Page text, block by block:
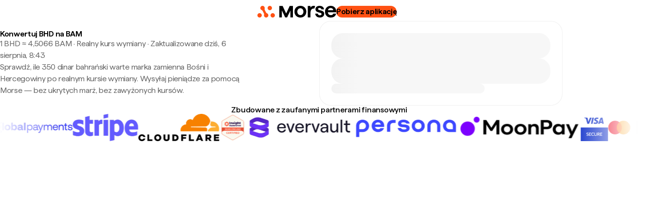
Pobierz aplikację
Konwertuj BHD na BAM
1 BHD ≈ 4,5066 BAM · Realny kurs wymiany· Zaktualizowane dziś, 6
sierpnia, 8:43
Sprawdź, ile 350 dinar bahrański warte marka zamienna Bośni i
Hercegowiny po realnym kursie wymiany. Wysyłaj pieniądze za pomocą
Morse — bez ukrytych marż, bez zawyżonych kursów.
Zbudowane z zaufanymi partnerami finansowymi